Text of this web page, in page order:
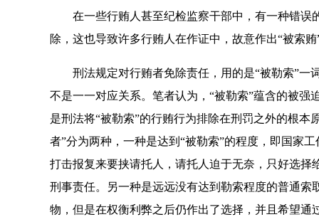
在一些行贿人甚至纪检监察干部中，有一种错误
除，这也导致许多行贿人在作证中，故意作出“被索
刑法规定对行贿者免除责任，用的是“被勒索”一词
不是一一对应关系。笔者认为，“被勒索”蕴含的被
是刑法将“被勒索”的行贿行为排除在刑罚之外的根本
者”分为两种，一种是达到“被勒索”的程度，即国家
打击报复来要挟请托人，请托人迫于无奈，只好选
刑事责任。另一种是远远没有达到勒索程度的普通
物，但是在权衡利弊之后仍作出了选择，并且希望